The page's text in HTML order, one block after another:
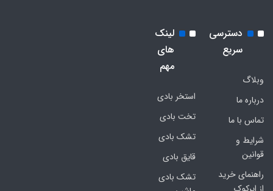
دسترسی
سریع
وبلاگ
درباره ما
تماس با ما
شرایط و
قوانین
راهنمای خرید
از ایرکوک
لینک
های
مهم
استخر بادی
تخت بادی
تشک بادی
قایق بادی
تشک بادی